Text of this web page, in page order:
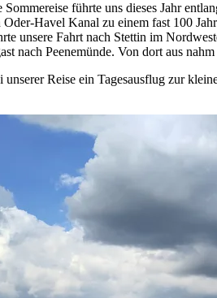
Sommereise führte uns dieses Jahr
Havel Kanal zu einem fast 100
unsere Fahrt nach Stettin im
nach Peenemünde. Von dort aus
Reise ein Tagesausflug zur